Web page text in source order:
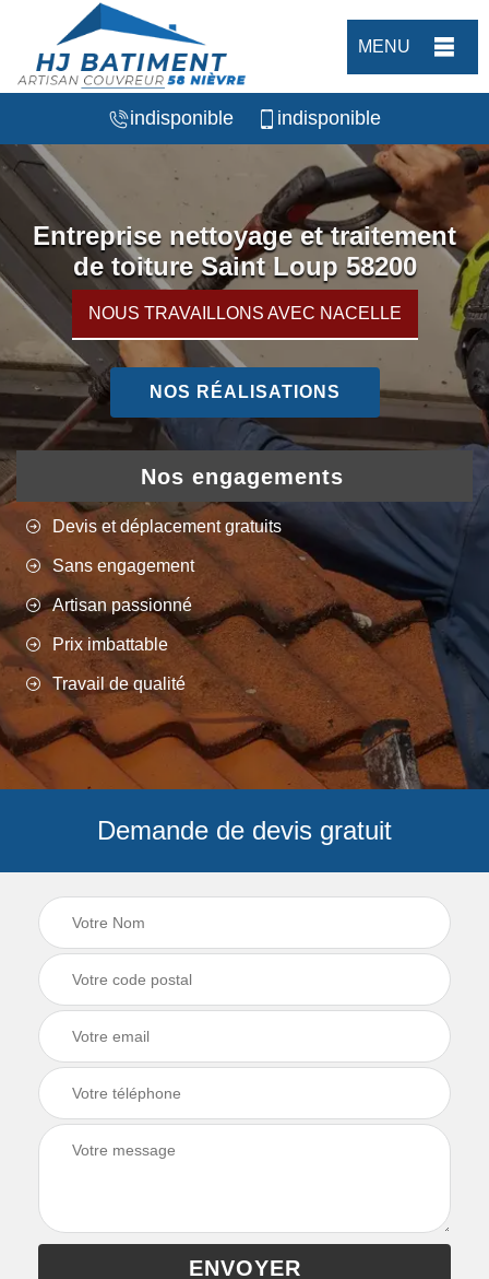
MENU
indisponible indisponible
Entreprise nettoyage et traitement
de toiture Saint Loup 58200
NOUS TRAVAILLONS AVEC NACELLE
NOS RÉALISATIONS
Nos engagements
Devis et déplacement gratuits
Sans engagement
Artisan passionné
Prix imbattable
Travail de qualité
Demande de devis gratuit